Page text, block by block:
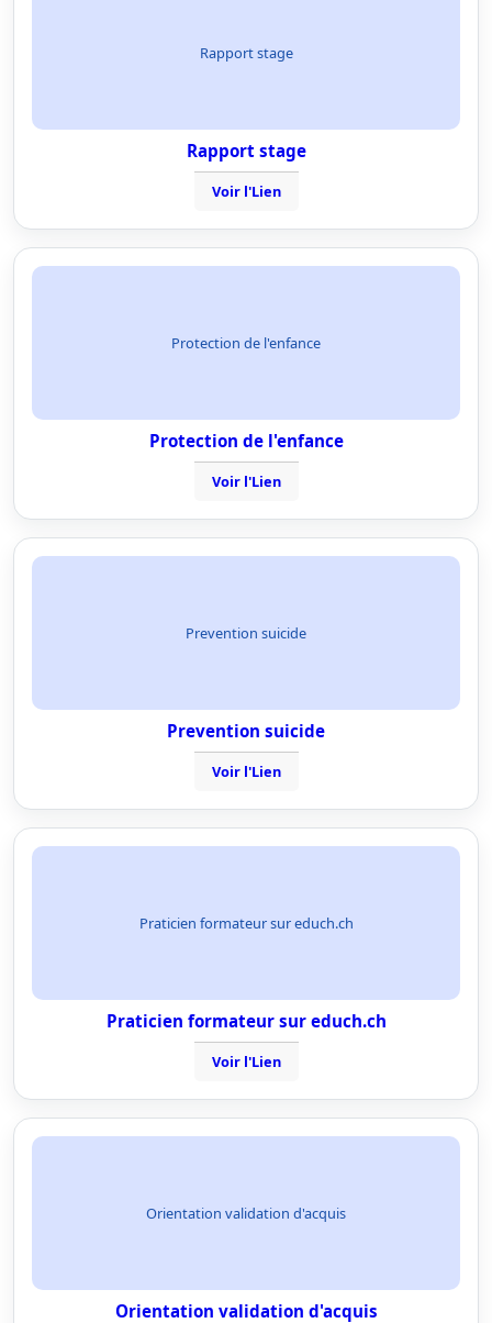
Rapport stage
Rapport stage
Voir l'Lien
Protection de l'enfance
Protection de l'enfance
Voir l'Lien
Prevention suicide
Prevention suicide
Voir l'Lien
Praticien formateur sur educh.ch
Praticien formateur sur educh.ch
Voir l'Lien
Orientation validation d'acquis
Orientation validation d'acquis